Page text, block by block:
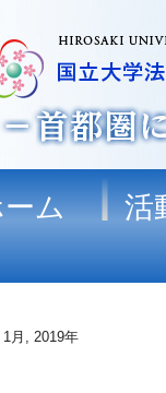
ム 活
1月, 2019年